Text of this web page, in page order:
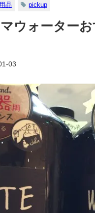
品 pickup
ウォーター
03